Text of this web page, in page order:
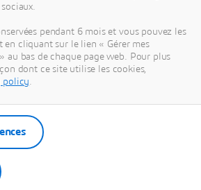
opencovid19
pendant 6 mois et vous pouvez les
cliquant sur le lien « Gérer mes
au bas de chaque page web. Pour plus
dont ce site utilise les cookies,
policy.